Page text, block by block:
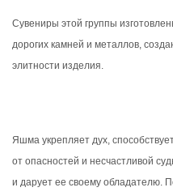
Сувениры этой группы
дорогих камней и металлов,
элитности изделия.
Яшма укрепляет дух,
от опасностей и несчастливой
и дарует ее своему обладателю.